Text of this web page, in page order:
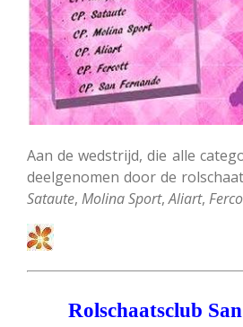
Aan de wedstrijd, die alle
deelgenomen door de
Sataute, MolinaSport,Aliart,
Rolschaatsclub